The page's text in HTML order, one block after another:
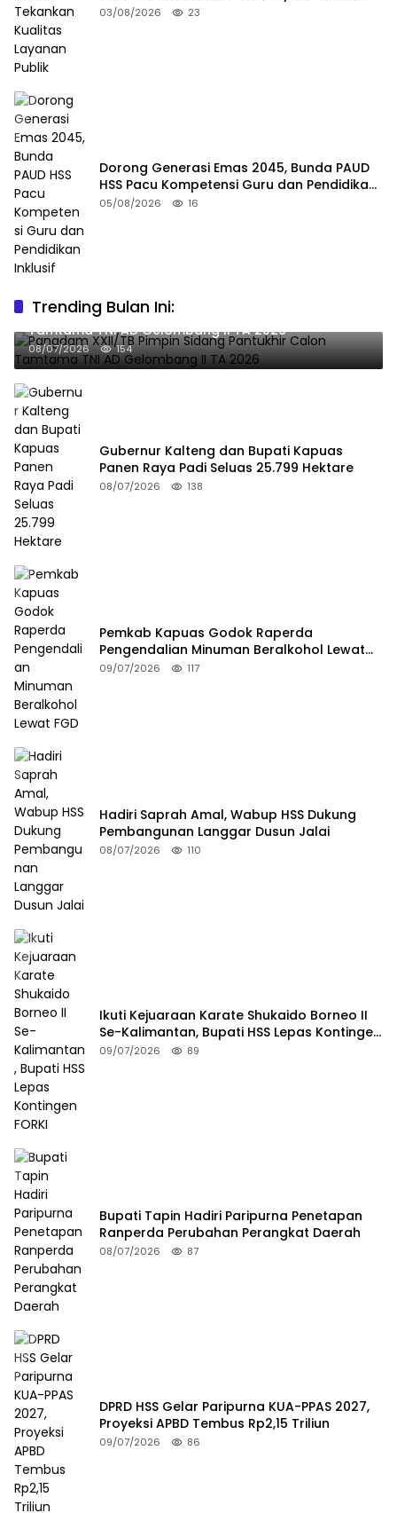
03/08/2026 23
Dorong Generasi Emas 2045, Bunda PAUD
HSS Pacu Kompetensi Guru dan Pendidikan
Inklusif
05/08/2026 16
Trending Bulan Ini:
Pangdam XXII/TB Pimpin Sidang Pantukhir Calon
Tamtama TNI AD Gelombang II TA 2026
08/07/2026 154
Gubernur Kalteng dan Bupati Kapuas
Panen Raya Padi Seluas 25.799 Hektare
08/07/2026 138
Pemkab Kapuas Godok Raperda
Pengendalian Minuman Beralkohol Lewat
FGD
09/07/2026 117
Hadiri Saprah Amal, Wabup HSS Dukung
Pembangunan Langgar Dusun Jalai
08/07/2026 110
Ikuti Kejuaraan Karate Shukaido Borneo II
Se-Kalimantan, Bupati HSS Lepas Kontingen
FORKI
09/07/2026 89
Bupati Tapin Hadiri Paripurna Penetapan
Ranperda Perubahan Perangkat Daerah
08/07/2026 87
DPRD HSS Gelar Paripurna KUA-PPAS 2027,
Proyeksi APBD Tembus Rp2,15 Triliun
09/07/2026 86